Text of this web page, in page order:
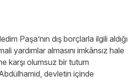
Paşa’nın dış borçlarla ilgili aldığı
yardımlar almasını imkânsız hale
karşı olumsuz bir tutum
devletin içinde